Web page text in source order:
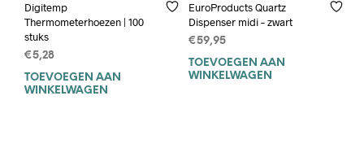
Digitemp
Thermometerhoezen | 100
stuks
€5,28
TOEVOEGEN AAN
WINKELWAGEN
EuroProducts Quartz
Dispenser midi – zwart
€59,95
TOEVOEGEN AAN
WINKELWAGEN